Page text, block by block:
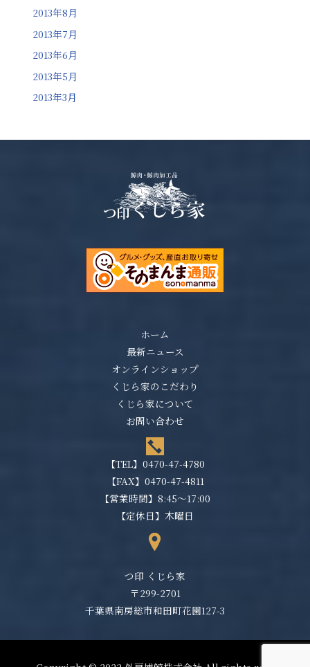
2013年8月
2013年7月
2013年6月
2013年5月
2013年3月
ホーム
最新ニュース
オンラインショップ
くじら家のこだわり
くじら家について
お問い合わせ
【TEL】 0470-47-4780
【FAX】0470-47-4811
【営業時間】8:45～17:00
【定休日】木曜日
つ印 くじら家
〒299-2701
千葉県南房総市和田町花園127-3